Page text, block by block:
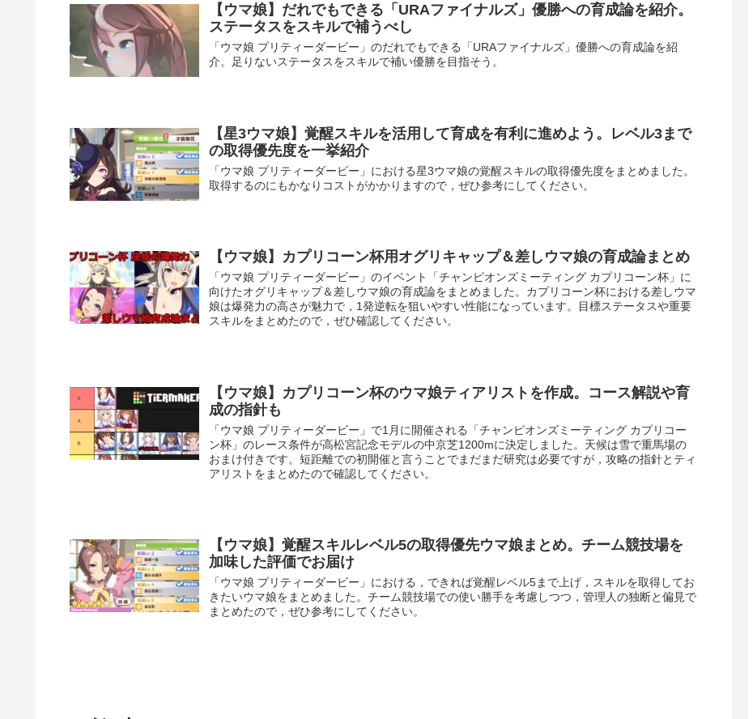
【ウマ娘】だれでもできる「URAファイナルズ」優勝への育成論を紹介。
ステータスをスキルで補うべし
「ウマ娘 プリティーダービー」のだれでもできる「URAファイナルズ」優勝への育成論を紹
介。足りないステータスをスキルで補い優勝を目指そう。
【星3ウマ娘】覚醒スキルを活用して育成を有利に進めよう。レベル3まで
の取得優先度を一挙紹介
「ウマ娘 プリティーダービー」における星3ウマ娘の覚醒スキルの取得優先度をまとめました。
取得するのにもかなりコストがかかりますので，ぜひ参考にしてください。
【ウマ娘】カプリコーン杯用オグリキャップ＆差しウマ娘の育成論まとめ
「ウマ娘 プリティーダービー」のイベント「チャンピオンズミーティング カプリコーン杯」に
向けたオグリキャップ＆差しウマ娘の育成論をまとめました。カプリコーン杯における差しウマ
娘は爆発力の高さが魅力で，1発逆転を狙いやすい性能になっています。目標ステータスや重要
スキルをまとめたので，ぜひ確認してください。
【ウマ娘】カプリコーン杯のウマ娘ティアリストを作成。コース解説や育
成の指針も
「ウマ娘 プリティーダービー」で1月に開催される「チャンピオンズミーティング カプリコー
ン杯」のレース条件が高松宮記念モデルの中京芝1200mに決定しました。天候は雪で重馬場の
おまけ付きです。短距離での初開催と言うことでまだまだ研究は必要ですが，攻略の指針とティ
アリストをまとめたので確認してください。
【ウマ娘】覚醒スキルレベル5の取得優先ウマ娘まとめ。チーム競技場を
加味した評価でお届け
「ウマ娘 プリティーダービー」における，できれば覚醒レベル5まで上げ，スキルを取得してお
きたいウマ娘をまとめました。チーム競技場での使い勝手を考慮しつつ，管理人の独断と偏見で
まとめたので，ぜひ参考にしてください。